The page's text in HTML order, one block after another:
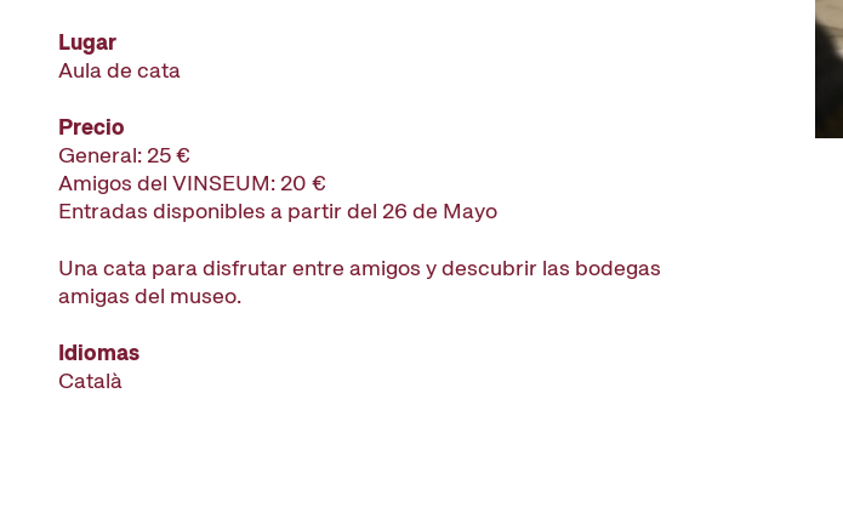
Lugar
Aula de cata
Precio
General: 25 €
Amigos del VINSEUM: 20 €
Entradas disponibles a partir del 26 de Mayo
Una cata para disfrutar entre amigos y descubrir las bodegas
amigas del museo.
Idiomas
Català